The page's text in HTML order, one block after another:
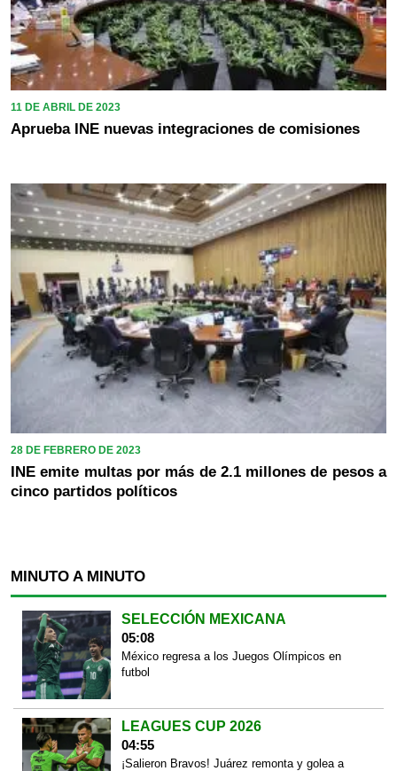
11 DE ABRIL DE 2023
Aprueba INE nuevas integraciones de comisiones
28 DE FEBRERO DE 2023
INE emite multas por más de 2.1 millones de pesos a
cinco partidos políticos
MINUTO A MINUTO
SELECCIÓN MEXICANA
05:08
México regresa a los Juegos Olímpicos en
futbol
LEAGUES CUP 2026
04:55
¡Salieron Bravos! Juárez remonta y golea a